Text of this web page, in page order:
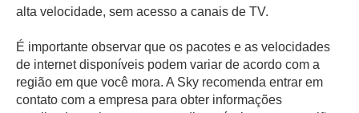
alta velocidade, sem acesso a canais de TV.
É importante observar que os pacotes e as velocidades
de internet disponíveis podem variar de acordo com a
região em que você mora. A Sky recomenda entrar em
contato com a empresa para obter informações